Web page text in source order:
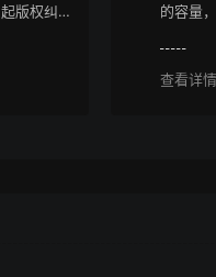
版权纠
的容量
查看详情